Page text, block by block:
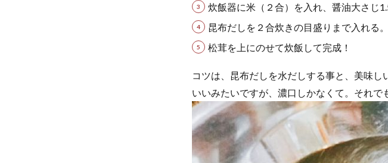
炊飯器に米（２合）を入れ、醤油大さじ
昆布だしを２合炊きの目盛りまで入れる。
松茸を上にのせて炊飯して完成！
コツは、昆布だしを水だしする事と、美味
いいみたいですが、濃口しかなくて。それで